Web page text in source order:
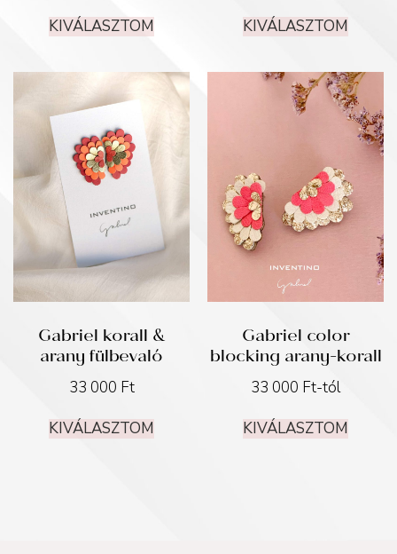
KIVÁLASZTOM KIVÁLASZTOM
Gabriel korall &
arany fülbevaló
33 000 Ft
KIVÁLASZTOM
Gabriel color
blocking arany-korall
33 000 Ft-tól
KIVÁLASZTOM